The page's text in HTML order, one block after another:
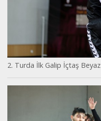
2. Turda İlk Galip İçtaş Beyaz